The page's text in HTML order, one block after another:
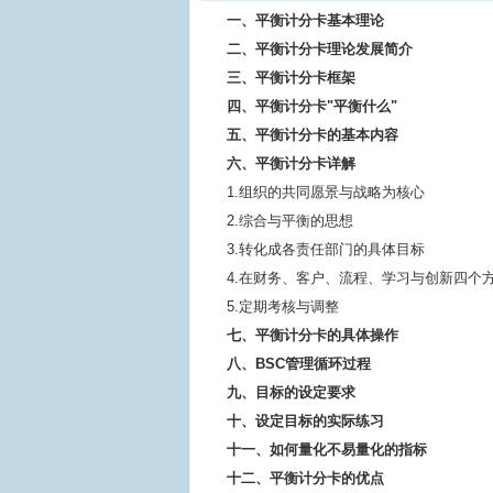
一、平衡计分卡基本理论
二、平衡计分卡理论发展简介
三、平衡计分卡框架
四、平衡计分卡"平衡什么"
五、平衡计分卡的基本内容
六、平衡计分卡详解
1.组织的共同愿景与战略为核心
2.综合与平衡的思想
3.转化成各责任部门的具体目标
4.在财务、客户、流程、学习与创新四个
5.定期考核与调整
七、平衡计分卡的具体操作
八、BSC管理循环过程
九、目标的设定要求
十、设定目标的实际练习
十一、如何量化不易量化的指标
十二、平衡计分卡的优点